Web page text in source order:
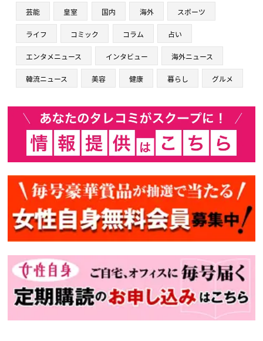
芸能 皇室 国内 海外 スポーツ
ライフ コミック コラム 占い
エンタメニュース インタビュー 海外ニュース
韓流ニュース 美容 健康 暮らし グルメ